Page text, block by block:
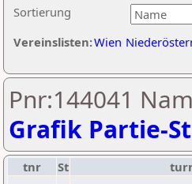
Sortierung
Vereinslisten:Wien
Pnr:144041
Grafik Partie-
tnr St